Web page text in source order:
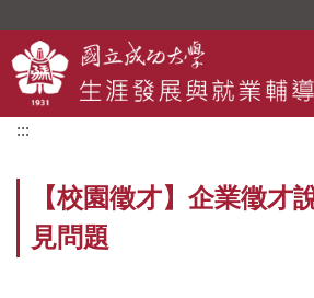
主
要
內
:::
【校園徵才】企業徵才
見問題